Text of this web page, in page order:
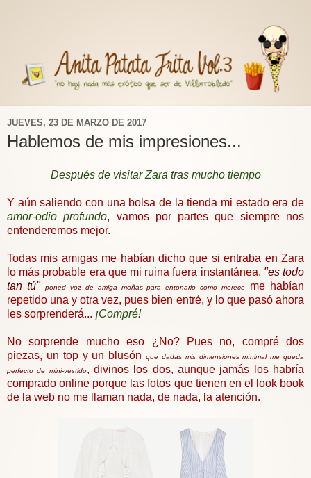
JUEVES, 23 DE MARZO DE 2017
Hablemos de mis impresiones...
Después de visitar Zara tras mucho tiempo
Y aún saliendo con una bolsa de la tienda mi estado era de
amor-odio profundo, vamos por partes que siempre nos
entenderemos mejor.
Todas mis amigas me habían dicho que si entraba en Zara
lo más probable era que mi ruina fuera instantánea, "es todo
tan tú" poned voz de amiga moñas para entonarlo como merece
me habían
repetido una y otra vez, pues bien entré, y lo que pasó ahora
les sorprenderá... ¡Compré!
No sorprende mucho eso ¿No? Pues no, compré dos
piezas, un top y un blusón
que dadas mis dimensiones mínimal me queda
perfecto de mini-vestido, divinos los dos, aunque jamás los habría
comprado online porque las fotos que tienen en el look book
de la web no me llaman nada, de nada, la atención.